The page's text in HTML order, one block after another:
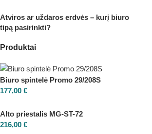
Atviros ar uždaros erdvės – kurį biuro
tipą pasirinkti?
Produktai
Biuro spintelė Promo 29/208S
177,00 €
Alto priestalis MG-ST-72
216,00 €